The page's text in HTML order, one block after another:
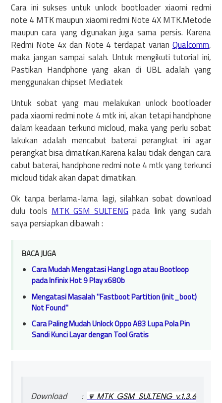
Cara ini sukses untuk unlock bootloader xiaomi redmi
note 4 MTK maupun xiaomi redmi Note 4X MTK.Metode
maupun cara yang digunakan juga sama persis. Karena
Redmi Note 4x dan Note 4 terdapat varian Qualcomm,
maka jangan sampai salah. Untuk mengikuti tutorial ini,
Pastikan Handphone yang akan di UBL adalah yang
menggunakan chipset Mediatek
Untuk sobat yang mau melakukan unlock bootloader
pada xiaomi redmi note 4 mtk ini, akan tetapi handphone
dalam keadaan terkunci micloud, maka yang perlu sobat
lakukan adalah mencabut baterai perangkat ini agar
perangkat bisa dimatikan.Karena kalau tidak dengan cara
cabut baterai, handphone redmi note 4 mtk yang terkunci
micloud tidak akan dapat dimatikan.
Ok tanpa berlama-lama lagi, silahkan sobat download
dulu tools MTK GSM SULTENG pada link yang sudah
saya persiapkan dibawah :
BACA JUGA
Cara Mudah Mengatasi Hang Logo atau Bootloop
pada Infinix Hot 9 Play x680b
Mengatasi Masalah "Fastboot Partition (init_boot)
Not Found"
Cara Paling Mudah Unlock Oppo A83 Lupa Pola Pin
Sandi Kunci Layar dengan Tool Gratis
Download : 🔽 MTK GSM SULTENG v.1.3.6